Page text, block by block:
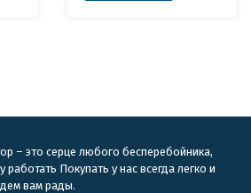
– это серце любого бесперебойника,
Покупать у нас всегда легко и
вам рады.